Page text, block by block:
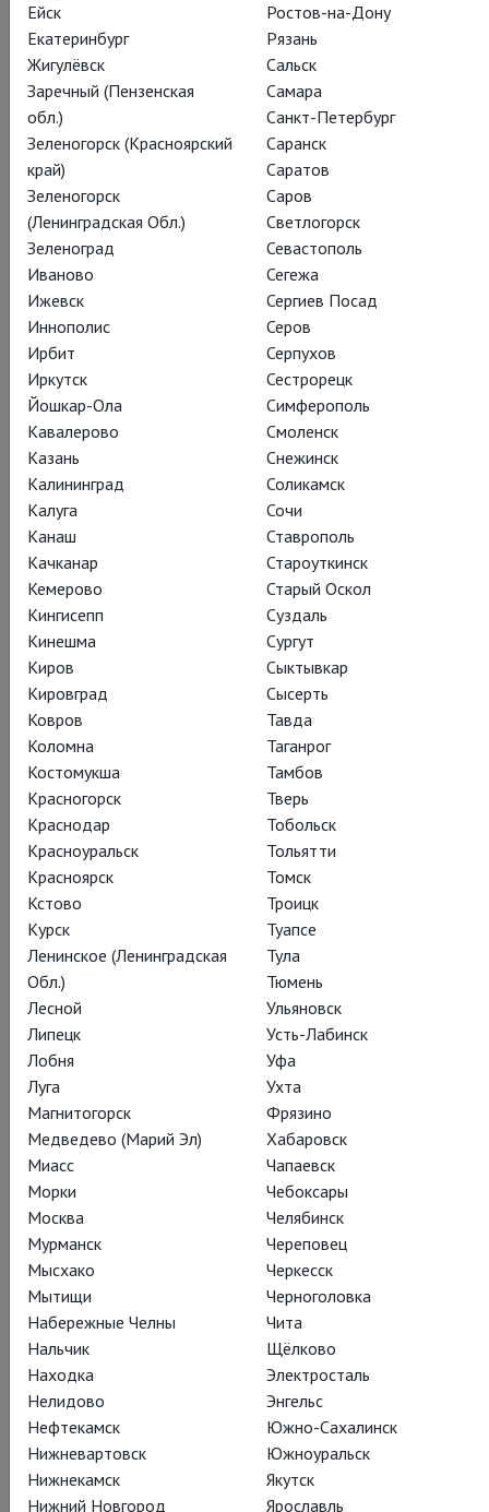
Сергей Прокофьев
Любовь к трём
апельсинам
The Love For Three Oranges
Искромётная опера Сергея Прокофьева –
совместный проект Большого и
Мариинского театров
Опера «Любовь к трём апельсинам» в постановке
Александра Петрова – фееричный карнавал, где оживают
маски, а правила пишет сама фантазия. В своей ранней
опере Прокофьев обращается к приёмам комедии дель
арте – импровизационного уличного театра с его масками и
динамичным, непредсказуемым сюжетом.
«Любовь к трём апельсинам» – это опера-сказка о том, как
смех и театральное волшебство помогают принцу-
ипохондрику обрести радость жизни и настоящую любовь.
Прокофьев, вдохновлённый сказкой Карло Гоцци, создал
«оперу об опере», где высмеиваются штампы и воспевается
магия оперного искусства. Постановочная команда
построила спектакль из «аттракционов», где картины
обозначены как отдельные цирковые номера. Костюмы и
декорации спектакля – абсолютное произведение
искусства: яркие, гротескные, иногда сюрреалистичные и
полностью соответствующие духу прокофьевской музыки».
Поделиться:
СОСТАВ
О СПЕКТАКЛЕ
КРАТКОЕ СОДЕРЖАНИЕ
СЕЗОН
Действующие лица и исполнители
Театр оставляет за собой право вносить изменения в состав
исполнителей
Ейск
Екатеринбург
Жигулёвск
Заречный (Пензенская
обл.)
Зеленогорск (Красноярский
край)
Зеленогорск
(Ленинградская Обл.)
Зеленоград
Иваново
Ижевск
Иннополис
Ирбит
Иркутск
Йошкар-Ола
Кавалерово
Казань
Калининград
Калуга
Канаш
Качканар
Кемерово
Кингисепп
Кинешма
Киров
Кировград
Ковров
Коломна
Костомукша
Красногорск
Краснодар
Красноуральск
Красноярск
Кстово
Курск
Ленинское (Ленинградская
Обл.)
Лесной
Липецк
Лобня
Луга
Магнитогорск
Медведево (Марий Эл)
Миасс
Морки
Москва
Мурманск
Мысхако
Мытищи
Набережные Челны
Нальчик
Находка
Нелидово
Нефтекамск
Нижневартовск
Нижнекамск
Нижний Новгород
Ростов-на-Дону
Рязань
Сальск
Самара
Санкт-Петербург
Саранск
Саратов
Саров
Светлогорск
Севастополь
Сегежа
Сергиев Посад
Серов
Серпухов
Сестрорецк
Симферополь
Смоленск
Снежинск
Соликамск
Сочи
Ставрополь
Староуткинск
Старый Оскол
Суздаль
Сургут
Сыктывкар
Сысерть
Тавда
Таганрог
Тамбов
Тверь
Тобольск
Тольятти
Томск
Троицк
Туапсе
Тула
Тюмень
Ульяновск
Усть-Лабинск
Уфа
Ухта
Фрязино
Хабаровск
Чапаевск
Чебоксары
Челябинск
Череповец
Черкесск
Черноголовка
Чита
Щёлково
Электросталь
Энгельс
Южно-Сахалинск
Южноуральск
Якутск
Ярославль